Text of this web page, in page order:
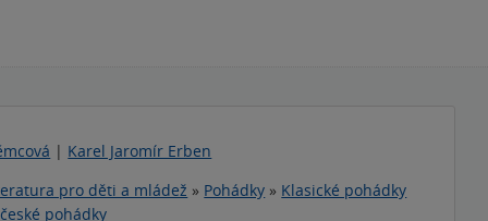
| Karel Jaromír Erben
pro děti a mládež » Pohádky » Klasické pohádky
pohádky